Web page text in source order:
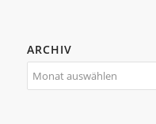
ARCHIV